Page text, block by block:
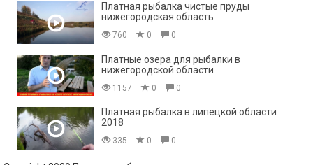
Платная рыбалка чистые пруды
нижегородская область
760 0 0
Платные озера для рыбалки в
нижегородской области
1157 0 0
Платная рыбалка в липецкой области
2018
335 0 0